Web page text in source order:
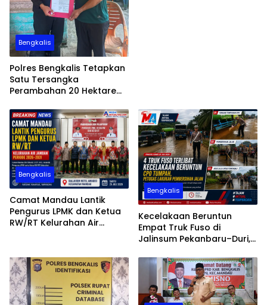
Bengkalis
Polres Bengkalis Tetapkan
Satu Tersangka
Perambahan 20 Hektare
SPM
Bengkalis
Camat Mandau Lantik
Pengurus LPMK dan Ketua
RW/RT Kelurahan Air
Bengkalis
Kecelakaan Beruntun
Empat Truk Fuso di
Jalinsum Pekanbaru–Duri,
Badan Jalan